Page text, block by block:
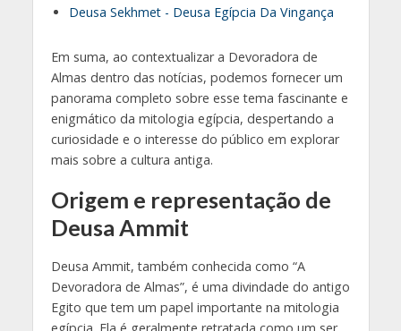
Deusa Sekhmet - Deusa Egípcia Da Vingança
Em suma, ao contextualizar a Devoradora de
Almas dentro das notícias, podemos fornecer um
panorama completo sobre esse tema fascinante e
enigmático da mitologia egípcia, despertando a
curiosidade e o interesse do público em explorar
mais sobre a cultura antiga.
Origem e representação de
Deusa Ammit
Deusa Ammit, também conhecida como “A
Devoradora de Almas”, é uma divindade do antigo
Egito que tem um papel importante na mitologia